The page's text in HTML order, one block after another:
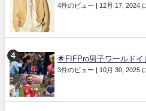
4件のビュー 12月 17, 2024
🌟FIFPro男子ワールドイ
3件のビュー 10月 30, 2025